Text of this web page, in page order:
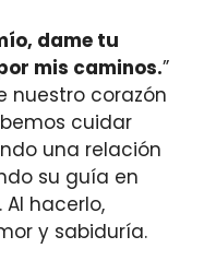
dame tu
mis caminos.”
nuestro corazón
cuidar
una relación
su guía en
hacerlo,
y sabiduría.